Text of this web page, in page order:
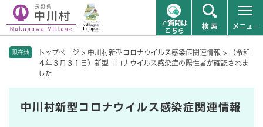
現在地 トップページ > 中川村新型コロナウイルス感染症関連情報 >
（令和
４年３月３１日）新型コロナウイルス感染症の陽性者が確認されま
した
中川村新型コロナウイルス感染症関連情報